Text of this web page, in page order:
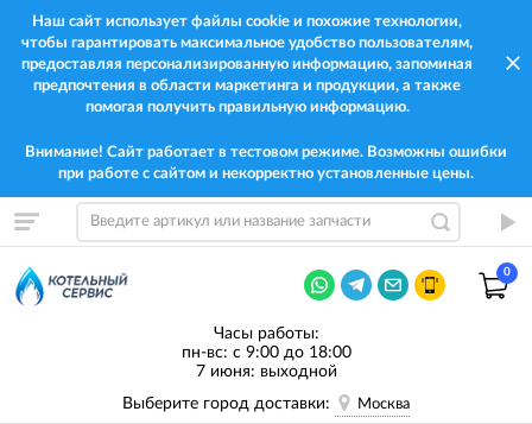
Наш сайт использует файлы cookie и похожие технологии,
чтобы гарантировать максимальное удобство пользователям,
предоставляя персонализированную информацию, запоминая
предпочтения в области маркетинга и продукции, а также
помогая получить правильную информацию.
Внимание! Сайт работает в тестовом режиме. Возможны ошибки
при работе с сайтом и некорректно установленные цены.
0
Часы работы:
пн-вс: с 9:00 до 18:00
7 июня: выходной
Выберите город доставки:
Москва